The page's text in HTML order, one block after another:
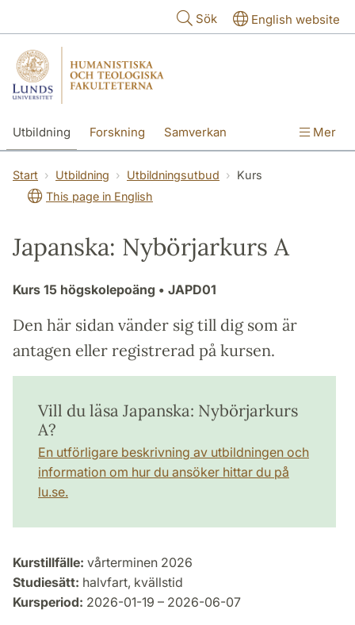
Sök English website
Utbildning Forskning Samverkan Mer
Start Utbildning Utbildningsutbud
Kurs
This page in English
Japanska: Nybörjarkurs A
Kurs 15 högskolepoäng • JAPD01
Den här sidan vänder sig till dig som är
antagen eller registrerad på kursen.
Vill du läsa Japanska: Nybörjarkurs
A?
En utförligare beskrivning av utbildningen och
information om hur du ansöker hittar du på
lu.se.
Kurstillfälle: vårterminen 2026
Studiesätt: halvfart, kvällstid
Kursperiod: 2026-01-19 – 2026-06-07